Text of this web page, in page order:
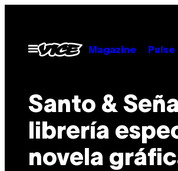
contenido
Abrir
Menú
Magazine Pulse
Santo &
librería
novela